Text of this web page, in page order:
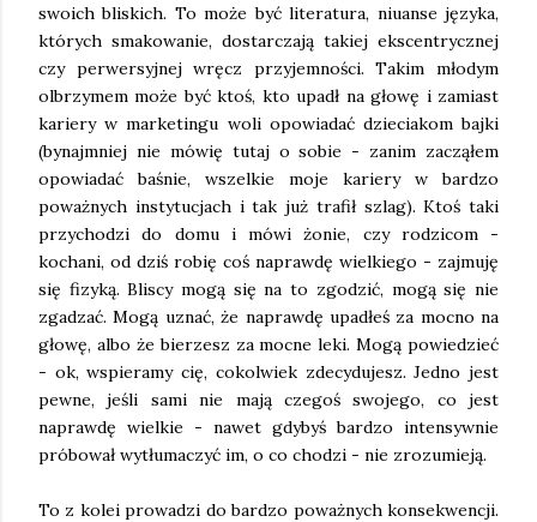
swoich bliskich. To może być literatura, niuanse języka,
których smakowanie, dostarczają takiej ekscentrycznej
czy perwersyjnej wręcz przyjemności. Takim młodym
olbrzymem może być ktoś, kto upadł na głowę i zamiast
kariery w marketingu woli opowiadać dzieciakom bajki
(bynajmniej nie mówię tutaj o sobie - zanim zacząłem
opowiadać baśnie, wszelkie moje kariery w bardzo
poważnych instytucjach i tak już trafił szlag). Ktoś taki
przychodzi do domu i mówi żonie, czy rodzicom -
kochani, od dziś robię coś naprawdę wielkiego - zajmuję
się fizyką. Bliscy mogą się na to zgodzić, mogą się nie
zgadzać. Mogą uznać, że naprawdę upadłeś za mocno na
głowę, albo że bierzesz za mocne leki. Mogą powiedzieć
- ok, wspieramy cię, cokolwiek zdecydujesz. Jedno jest
pewne, jeśli sami nie mają czegoś swojego, co jest
naprawdę wielkie - nawet gdybyś bardzo intensywnie
próbował wytłumaczyć im, o co chodzi - nie zrozumieją.
To z kolei prowadzi do bardzo poważnych konsekwencji.